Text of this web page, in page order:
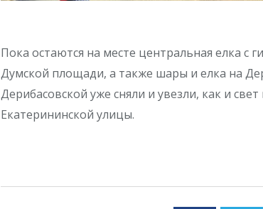
Пока остаются на месте центральная елка с
Думской площади, а также шары и елка на
Дерибасовской уже сняли и увезли, как и
Екатерининской улицы.